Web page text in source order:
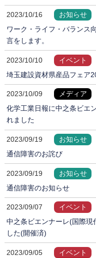
2023/10/16
お知らせ
ワーク・ライフ・バランス
言をします。
2023/10/10
イベント
埼玉建設資材県産品フェア
2023/10/09
メディア
化学工業日報に中之条ビエ
れました
2023/09/19
お知らせ
通信障害のお詫び
2023/09/19
お知らせ
通信障害のお知らせ
2023/09/07
イベント
中之条ビエンナーレ(国際現
した(開催済)
2023/09/05
イベント